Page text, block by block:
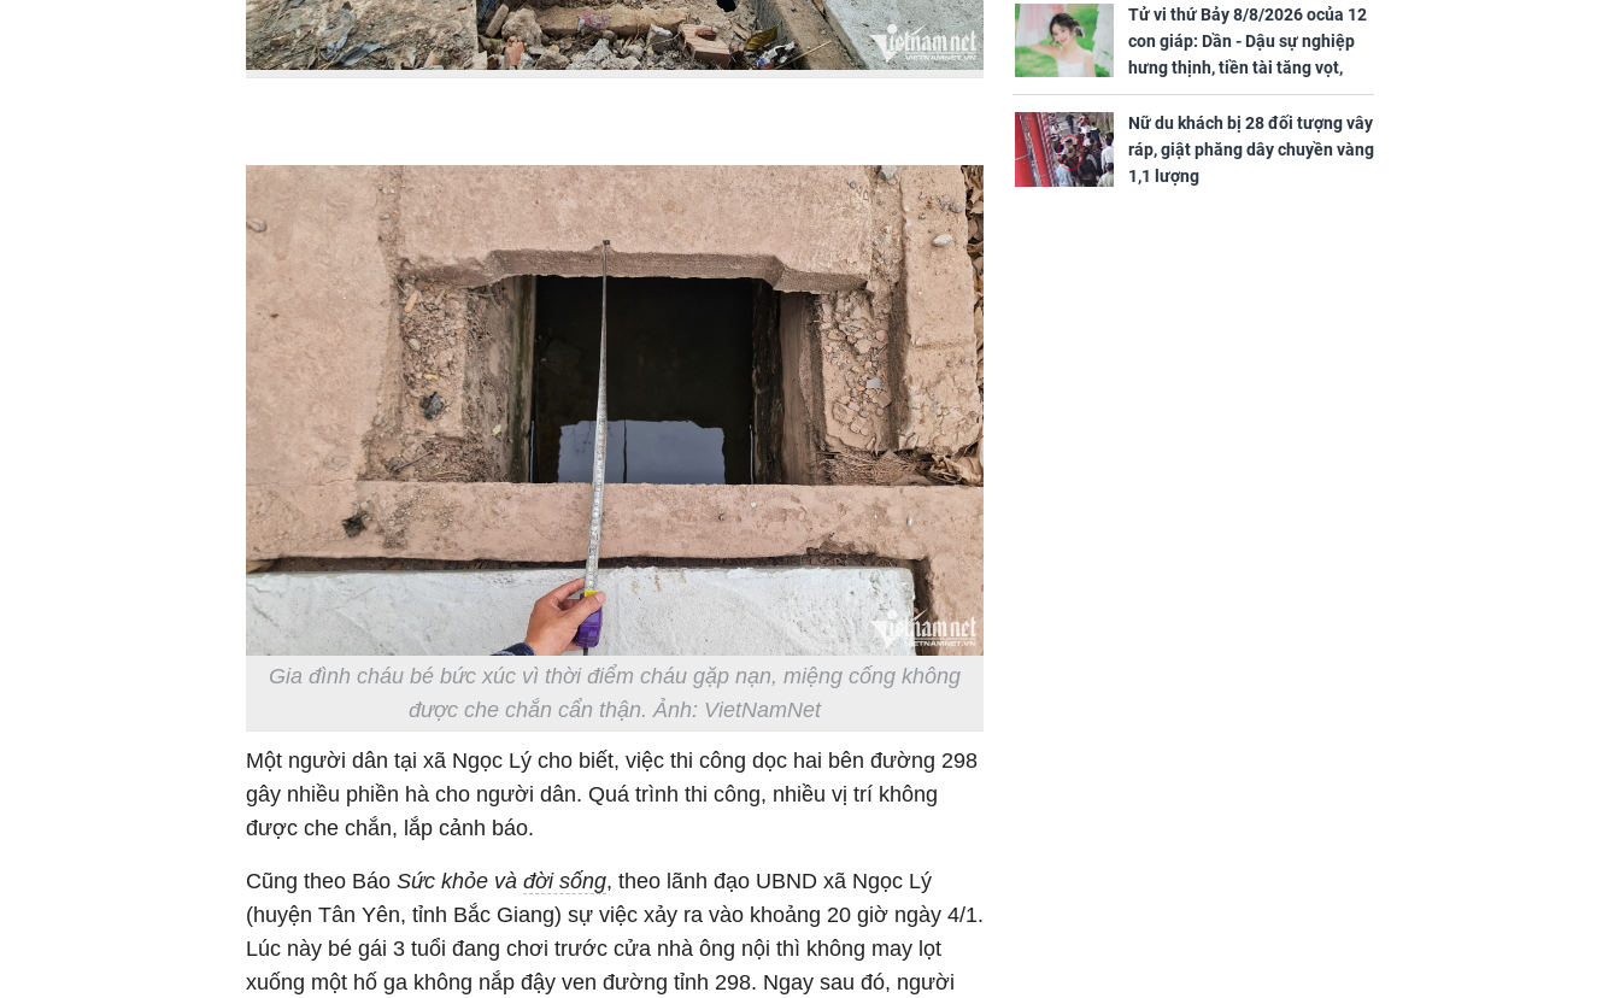
Gia đình cháu bé bức xúc vì thời điểm cháu gặp nạn, miệng cống không
được che chắn cẩn thận. Ảnh: VietNamNet
Một người dân tại xã Ngọc Lý cho biết, việc thi công dọc hai bên đường 298
gây nhiều phiền hà cho người dân. Quá trình thi công, nhiều vị trí không
được che chắn, lắp cảnh báo.
Cũng theo Báo Sức khỏe và đời sống, theo lãnh đạo UBND xã Ngọc Lý
(huyện Tân Yên, tỉnh Bắc Giang) sự việc xảy ra vào khoảng 20 giờ ngày 4/1.
Lúc này bé gái 3 tuổi đang chơi trước cửa nhà ông nội thì không may lọt
xuống một hố ga không nắp đậy ven đường tỉnh 298. Ngay sau đó, người
tình duyên viên mãn
Tử vi thứ Bảy 8/8/2026 ocủa 12
con giáp: Dần - Dậu sự nghiệp
hưng thịnh, tiền tài tăng vọt,
Mão - Thân công việc bất trắc,
tiền mất tật mang
Nữ du khách bị 28 đối tượng vây
ráp, giật phăng dây chuyền vàng
1,1 lượng